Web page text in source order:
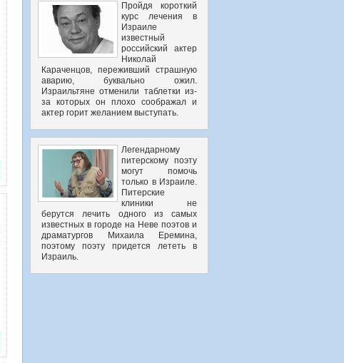
Пройдя короткий
курс лечения в
Израиле
известный
российский актер
Николай
Караченцов, переживший страшную
аварию, буквально ожил.
Израильтяне отменили таблетки из-
за которых он плохо соображал и
актер горит желанием выступать.
Легендарному
питерскому поэту
могут помочь
только в Израиле.
Питерские
клиники не
берутся лечить одного из самых
известных в городе на Неве поэтов и
драматургов Михаила Еремина,
поэтому поэту придется лететь в
Израиль.